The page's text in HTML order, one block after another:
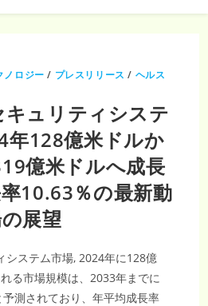
ノロジー / プレスリリース / ヘルス
ュリティシステ
年128億米ドルか
億米ドルへ成長
率10.63％の最新動
展望
システム市場, 2024年に128億
る市場規模は、2033年までに
測されており、年平均成長率